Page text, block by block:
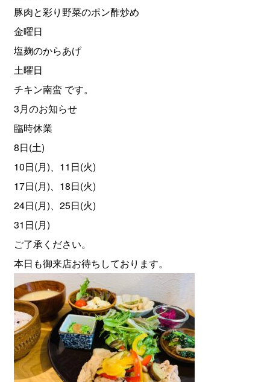
豚肉と彩り野菜のポン酢炒め
金曜日
塩麹のからあげ
土曜日
チキン南蛮 です。
3月のお知らせ
臨時休業
8日(土)
10日(月)、11日(火)
17日(月)、18日(火)
24日(月)、25日(火)
31日(月)
ご了承ください。
本日も御来店お待ちしております。